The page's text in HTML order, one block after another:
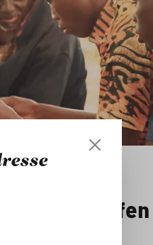
einkaufen